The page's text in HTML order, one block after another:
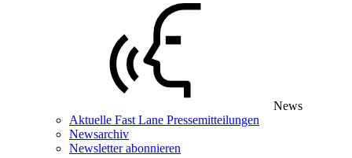
News
Aktuelle Fast Lane Pressemitteilungen
Newsarchiv
Newsletter abonnieren